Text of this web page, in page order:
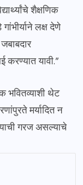
शैक्षणिक
लक्ष देणे
करण्यात यावी.”
भवितव्याशी थेट
मर्यादित न
गरज असल्याचे